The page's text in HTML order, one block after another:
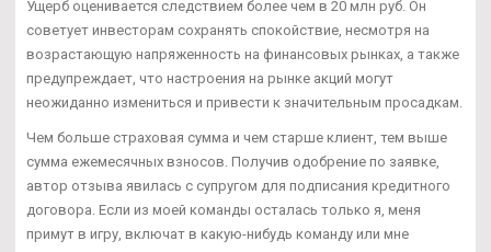
Ущерб оценивается следствием более чем в 20 млн руб. Он
советует инвесторам сохранять спокойствие, несмотря на
возрастающую напряженность на финансовых рынках, а также
предупреждает, что настроения на рынке акций могут
неожиданно измениться и привести к значительным просадкам.
Чем больше страховая сумма и чем старше клиент, тем выше
сумма ежемесячных взносов. Получив одобрение по заявке,
автор отзыва явилась с супругом для подписания кредитного
договора. Если из моей команды осталась только я, меня
примут в игру, включат в какую-нибудь команду или мне